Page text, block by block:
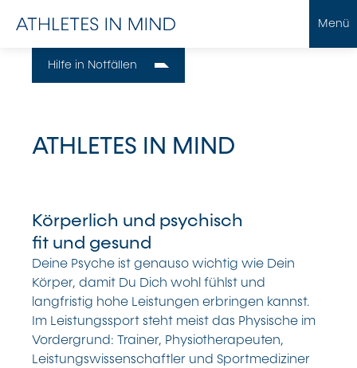
Menü
Hilfe in Notfällen
ATHLETES IN MIND
Körperlich und psychisch
fit und gesund
Deine Psyche ist genauso wichtig wie Dein
Körper, damit Du Dich wohl fühlst und
langfristig hohe Leistungen erbringen kannst.
Im Leistungssport steht meist das Physische im
Vordergrund: Trainer, Physiotherapeuten,
Leistungswissenschaftler und Sportmediziner